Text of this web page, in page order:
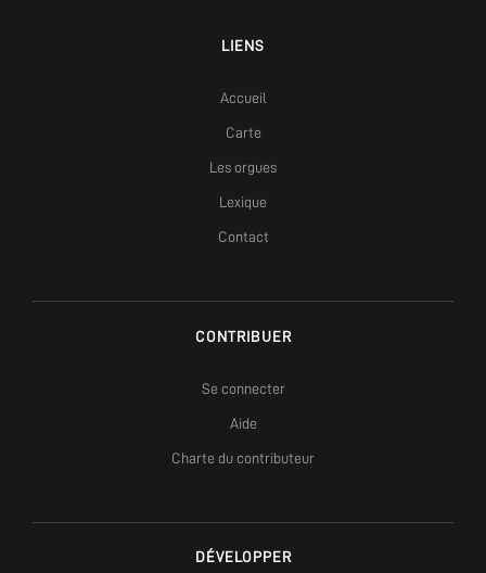
LIENS
Accueil
Carte
Les orgues
Lexique
Contact
CONTRIBUER
Se connecter
Aide
Charte du contributeur
DÉVELOPPER